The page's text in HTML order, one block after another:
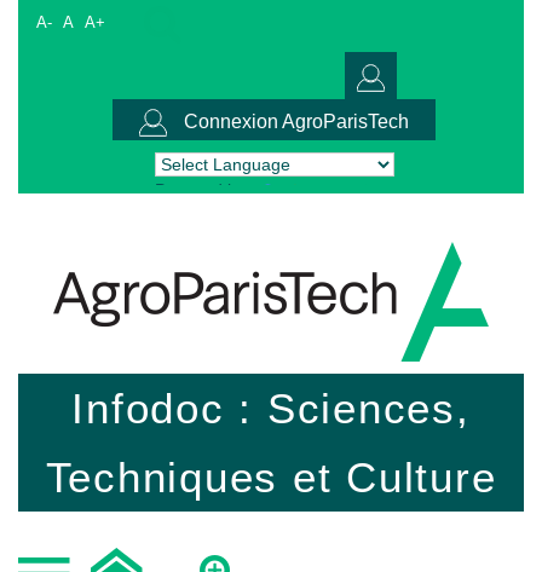
A- A A+
Connexion AgroParisTech
Powered by Translate
Infodoc : Sciences,
Techniques et Culture